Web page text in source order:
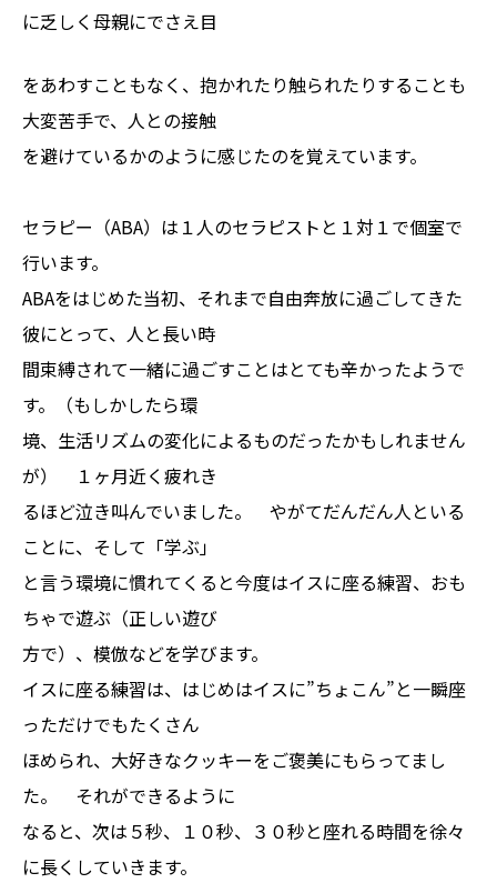
に乏しく母親にでさえ目
をあわすこともなく、抱かれたり触られたりすることも
大変苦手で、人との接触
を避けているかのように感じたのを覚えています。
セラピー（ABA）は１人のセラピストと１対１で個室で
行います。
ABAをはじめた当初、それまで自由奔放に過ごしてきた
彼にとって、人と長い時
間束縛されて一緒に過ごすことはとても辛かったようで
す。（もしかしたら環
境、生活リズムの変化によるものだったかもしれません
が） １ヶ月近く疲れき
るほど泣き叫んでいました。 やがてだんだん人といる
ことに、そして「学ぶ」
と言う環境に慣れてくると今度はイスに座る練習、おも
ちゃで遊ぶ（正しい遊び
方で）、模倣などを学びます。
イスに座る練習は、はじめはイスに”ちょこん”と一瞬座
っただけでもたくさん
ほめられ、大好きなクッキーをご褒美にもらってまし
た。 それができるように
なると、次は５秒、１０秒、３０秒と座れる時間を徐々
に長くしていきます。